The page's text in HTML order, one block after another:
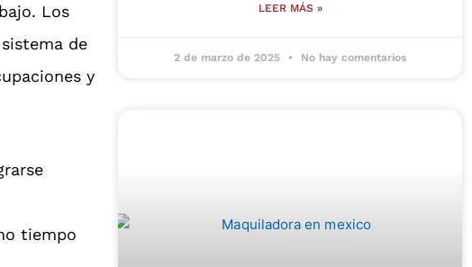
Los
de
y
tiempo
LEER MÁS »
2 de marzo de 2025 No hay comentarios